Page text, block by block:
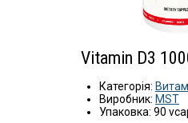
Vitamin D3
Категорія:
Виробник: MST
Упаковка: 90